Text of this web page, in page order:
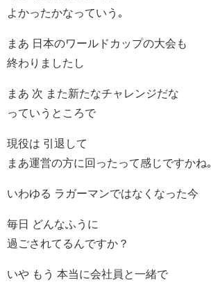
よかったかなっていう｡
まあ 日本のワールドカップの大会も
終わりましたし
まあ 次 また新たなチャレンジだな
っていうところで
現役は 引退して
まあ運営の方に回ったって感じですかね｡
いわゆる ラガーマンではなくなった今
毎日 どんなふうに
過ごされてるんですか？
いや もう 本当に会社員と一緒で